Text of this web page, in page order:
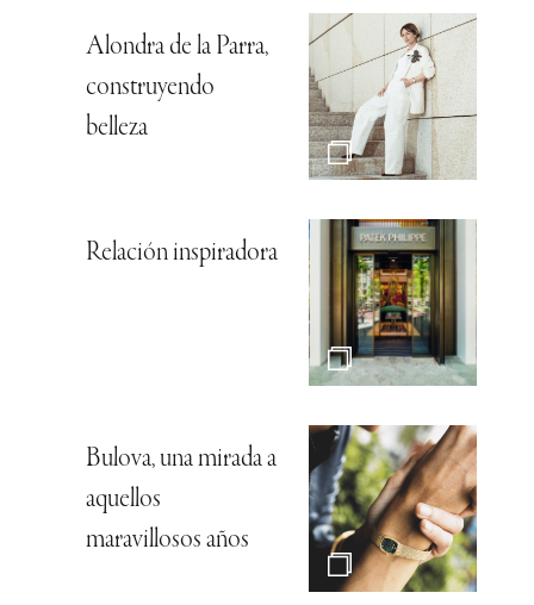
Alondra de la Parra,
construyendo
belleza
Relación inspiradora
Bulova, una mirada a
aquellos
maravillosos años